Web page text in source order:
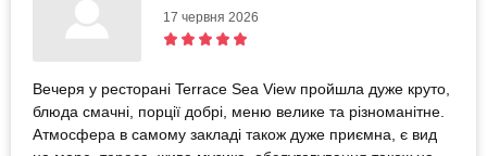
17 червня 2026
Вечеря у ресторані Terrace Sea View пройшла дуже круто,
блюда смачні, порції добрі, меню велике та різноманітне.
Атмосфера в самому закладі також дуже приємна, є вид